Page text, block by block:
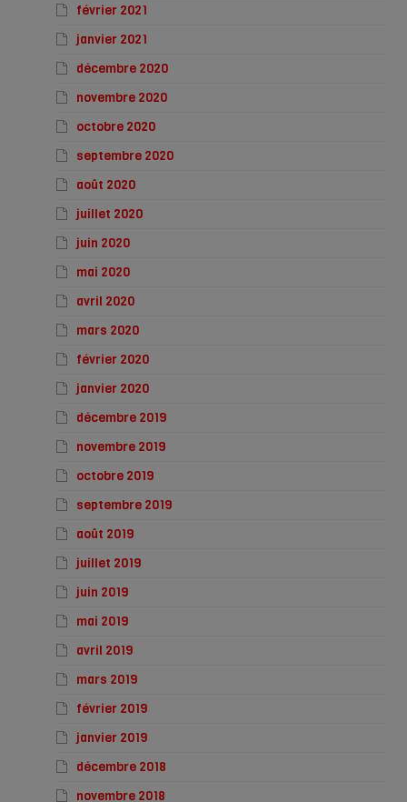
février 2021
janvier 2021
décembre 2020
novembre 2020
octobre 2020
septembre 2020
août 2020
juillet 2020
juin 2020
mai 2020
avril 2020
mars 2020
février 2020
janvier 2020
décembre 2019
novembre 2019
octobre 2019
septembre 2019
août 2019
juillet 2019
juin 2019
mai 2019
avril 2019
mars 2019
février 2019
janvier 2019
décembre 2018
novembre 2018